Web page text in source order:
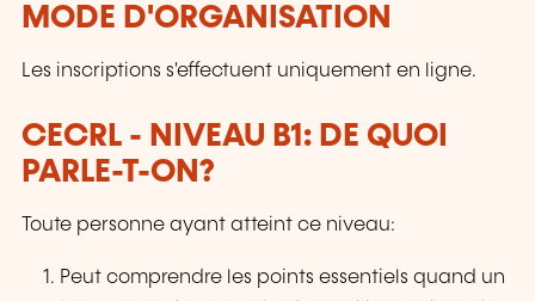
MODE D'ORGANISATION
Les inscriptions s'effectuent uniquement en ligne.
CECRL - NIVEAU B1: DE QUOI
PARLE-T-ON?
Toute personne ayant atteint ce niveau:
Peut comprendre les points essentiels quand un